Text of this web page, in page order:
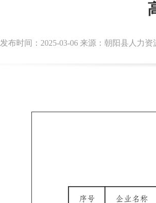
发布时间：2025-03-06 来源：朝阳县人力